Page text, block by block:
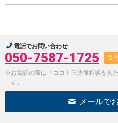
電話でお問い合わせ
050-7587-1725 受
※お電話の際は「ココナラ法律相談を見
す。
メールで